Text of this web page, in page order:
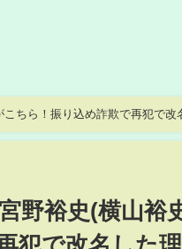
ちら！振り込め詐欺で再犯で改
野裕史(横山裕